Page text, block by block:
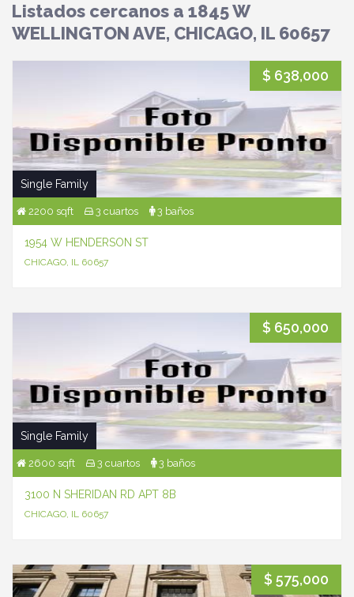
Listados cercanos a 1845 W
WELLINGTON AVE, CHICAGO, IL 60657
$ 638,000
Single Family
2200 sqft 3 cuartos 3 baños
1954 W HENDERSON ST
CHICAGO, IL 60657
$ 650,000
Single Family
2600 sqft 3 cuartos 3 baños
3100 N SHERIDAN RD APT 8B
CHICAGO, IL 60657
$ 575,000